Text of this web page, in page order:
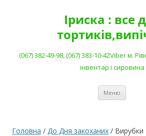
Іриска : все
(067) 382-49-98, (067) 383-10-42Viber м.
інвентар і сировина
Меню
Головна / До Дня закоханих / Вирубки